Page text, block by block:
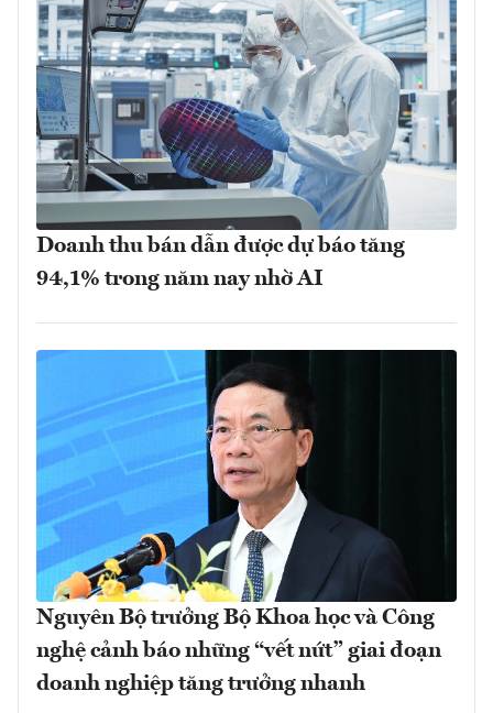
Doanh thu bán dẫn được dự báo tăng
94,1% trong năm nay nhờ AI
Nguyên Bộ trưởng Bộ Khoa học và Công
nghệ cảnh báo những “vết nứt” giai đoạn
doanh nghiệp tăng trưởng nhanh